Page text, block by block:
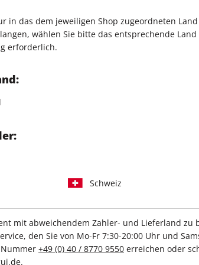
entlocken. Eines nach
ihr Leben veränderte
in das dem jeweiligen Shop zugeordneten
wählen Sie bitte das entsprechende
erforderlich.
Schweiz
mit abweichendem Zahler- und Lieferland zu
den Sie von Mo-Fr 7:30-20:00 Uhr und
+49 (0) 40 / 8770 9550 erreichen oder
.